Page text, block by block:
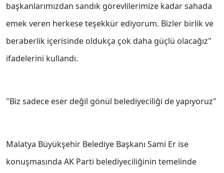
başkanlarımızdan sandık görevlilerimize kadar sahada
emek veren herkese teşekkür ediyorum. Bizler birlik ve
beraberlik içerisinde oldukça çok daha güçlü olacağız"
ifadelerini kullandı.
"Biz sadece eser değil gönül belediyeciliği de yapıyoruz"
Malatya Büyükşehir Belediye Başkanı Sami Er ise
konuşmasında AK Parti belediyeciliğinin temelinde